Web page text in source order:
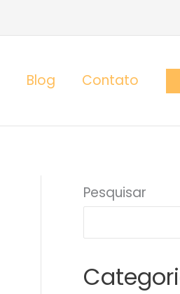
Blog Contato
Pesquisar